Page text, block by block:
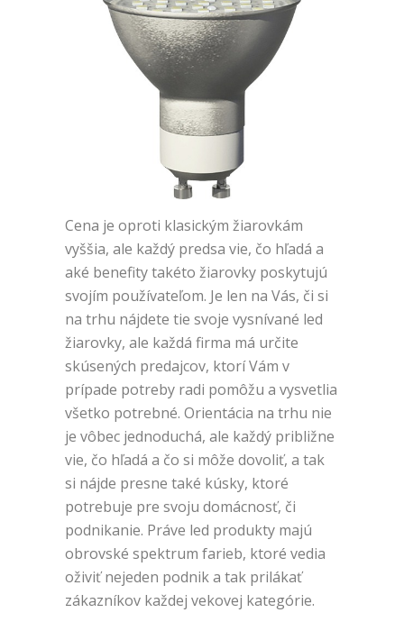
Cena je oproti klasickým žiarovkám
vyššia, ale každý predsa vie, čo hľadá a
aké benefity takéto žiarovky poskytujú
svojím používateľom. Je len na Vás, či si
na trhu nájdete tie svoje vysnívané led
žiarovky, ale každá firma má určite
skúsených predajcov, ktorí Vám v
prípade potreby radi pomôžu a vysvetlia
všetko potrebné. Orientácia na trhu nie
je vôbec jednoduchá, ale každý približne
vie, čo hľadá a čo si môže dovoliť, a tak
si nájde presne také kúsky, ktoré
potrebuje pre svoju domácnosť, či
podnikanie. Práve led produkty majú
obrovské spektrum farieb, ktoré vedia
oživiť nejeden podnik a tak prilákať
zákazníkov každej vekovej kategórie.